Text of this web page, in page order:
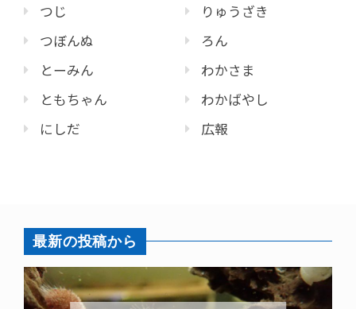
つじ
つぼんぬ
とーみん
ともちゃん
にしだ
りゅうざき
ろん
わかさま
わかばやし
広報
最新の投稿から